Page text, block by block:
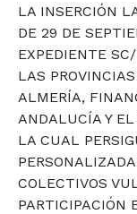
LA INSERCIÓN
DE 29 DE
EXPEDIENTE
LAS
ALMERÍA,
ANDALUCÍA Y
LA CUAL
COLECTIVOS
PARTICIPACIÓN